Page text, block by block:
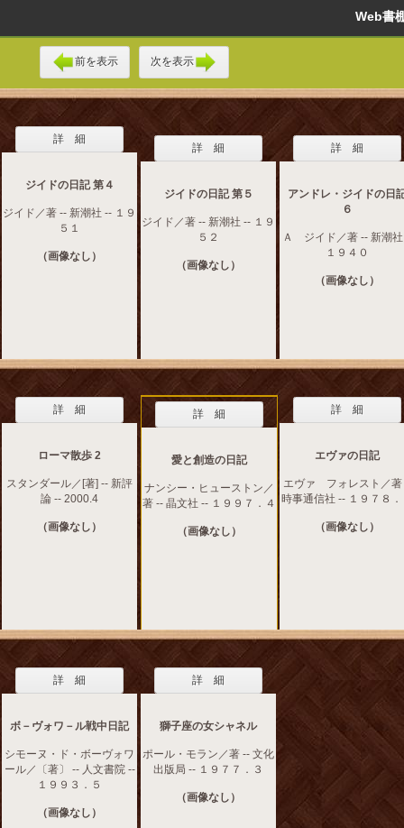
Web
前を表示 次を表示
詳 細
ジイドの日記 第４
ジイド／著 -- 新潮社 -- １９
５１
（画像なし）
詳 細
ジイドの日記 第５
ジイド／著 -- 新潮社 -- １９
５２
（画像なし）
詳 細
アンドレ・ジイドの日
６
Ａ ジイド／著 -- 新潮社
１９４０
（画像なし）
詳 細
ローマ散歩 2
スタンダール／[著] -- 新評
論 -- 2000.4
（画像なし）
詳 細
愛と創造の日記
ナンシー・ヒューストン／
著 -- 晶文社 -- １９９７．４
（画像なし）
詳 細
エヴァの日記
エヴァ フォレスト／著
時事通信社 -- １９７８
（画像なし）
詳 細
ボ－ヴォワ－ル戦中日記
シモーヌ・ド・ボーヴォワ
ール／〔著〕 -- 人文書院 --
１９９３．５
（画像なし）
詳 細
獅子座の女シャネル
ポール・モラン／著 -- 文化
出版局 -- １９７７．３
（画像なし）